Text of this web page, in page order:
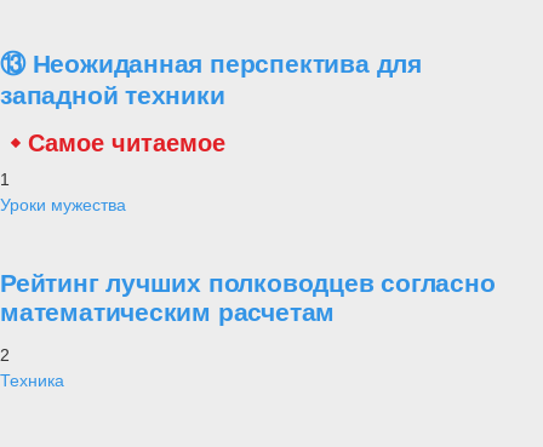
⑬ Неожиданная перспектива для
западной техники
Самое читаемое
1
Уроки мужества
Рейтинг лучших полководцев согласно
математическим расчетам
2
Техника